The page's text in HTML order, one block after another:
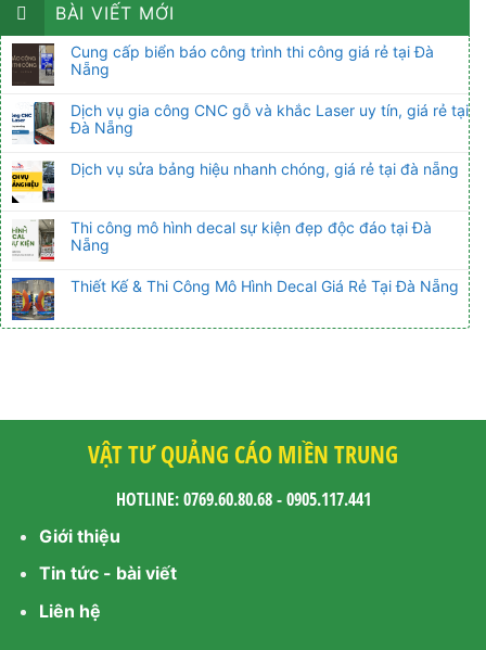
BÀI VIẾT MỚI
Cung cấp biển báo công trình thi công giá rẻ tại Đà
Nẵng
Dịch vụ gia công CNC gỗ và khắc Laser uy tín, giá rẻ tại
Đà Nẵng
Dịch vụ sửa bảng hiệu nhanh chóng, giá rẻ tại đà nẵng
Thi công mô hình decal sự kiện đẹp độc đáo tại Đà
Nẵng
Thiết Kế & Thi Công Mô Hình Decal Giá Rẻ Tại Đà Nẵng
VẬT TƯ QUẢNG CÁO MIỀN TRUNG
HOTLINE: 0769.60.80.68 - 0905.117.441
Giới thiệu
Tin tức - bài viết
Liên hệ